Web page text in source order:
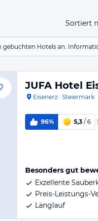
Sortiert
gebuchten Hotels an.
JUFA Hotel
Eisenerz · Steiermark
96% 5,3 / 6
Besonders gut
Exzellente
Preis-Leistungs-
Langlauf